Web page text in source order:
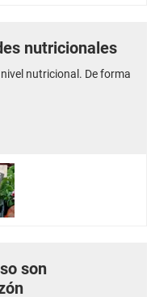
nutricionales
nutricional. De forma
son